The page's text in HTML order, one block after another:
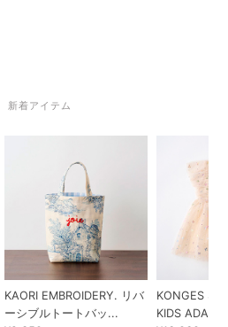
新着アイテム
KAORI EMBROIDERY. リバ
ーシブルトートバッ...
KONGES
KIDS ADA...